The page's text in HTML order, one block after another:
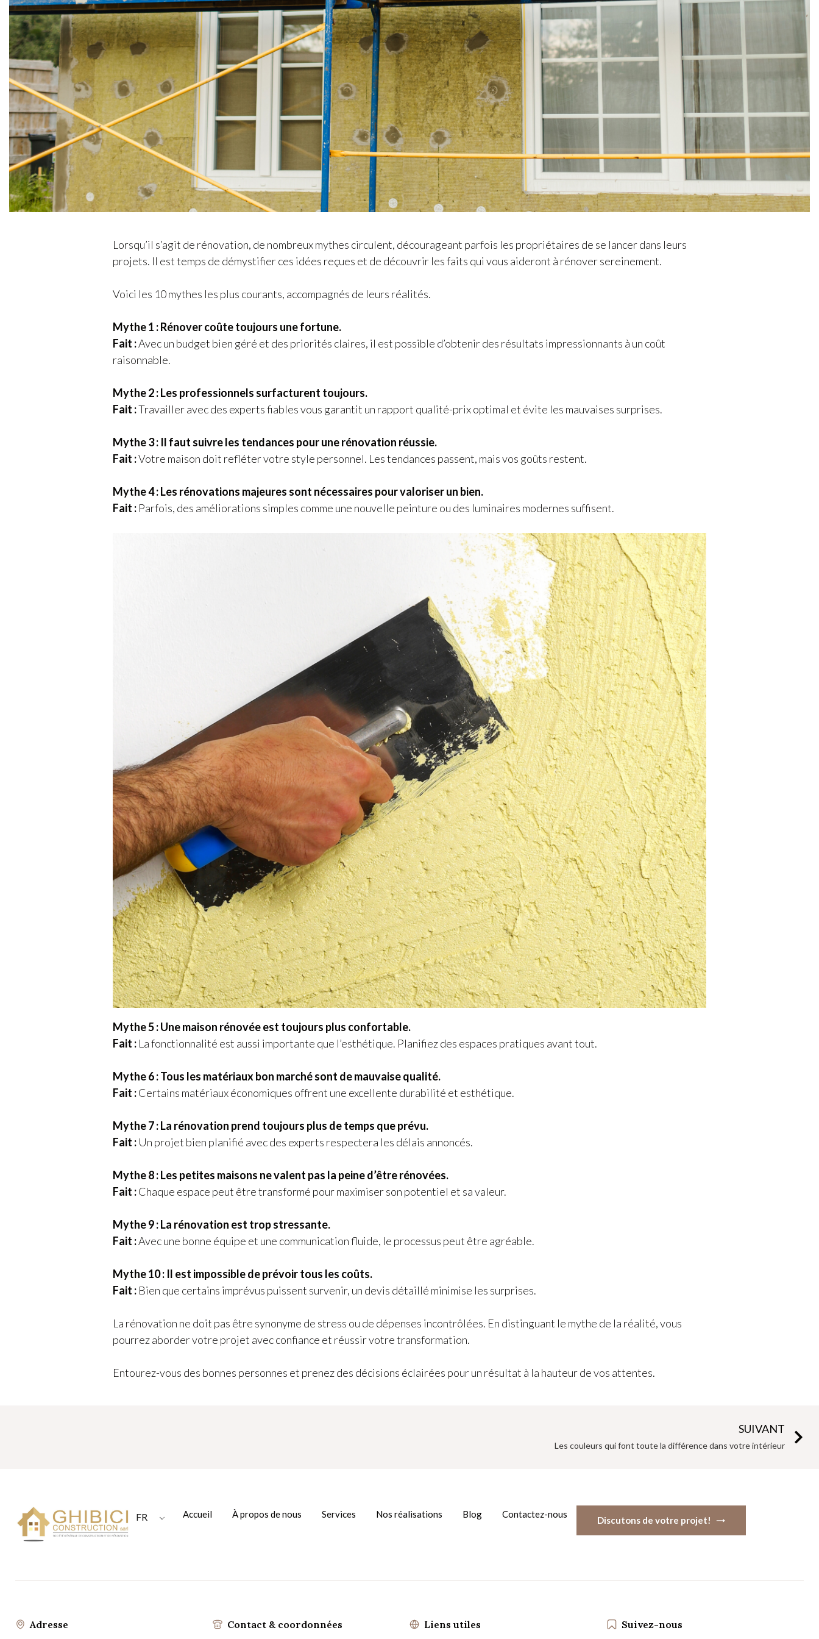
Lorsqu’il s’agit de rénovation, de nombreux mythes circulent, décourageant parfois les propriétaires de se lancer dans leurs
projets. Il est temps de démystifier ces idées reçues et de découvrir les faits qui vous aideront à rénover sereinement.
Voici les 10 mythes les plus courants, accompagnés de leurs réalités.
Mythe 1 : Rénover coûte toujours une fortune.
Fait :Avec un budget bien géré et des priorités claires, il est possible d’obtenir des résultats impressionnants à un coût
raisonnable.
Mythe 2 : Les professionnels surfacturent toujours.
Fait :Travailler avec des experts fiables vous garantit un rapport qualité-prix optimal et évite les mauvaises surprises.
Mythe 3 : Il faut suivre les tendances pour une rénovation réussie.
Fait :Votre maison doit refléter votre style personnel. Les tendances passent, mais vos goûts restent.
Mythe 4 : Les rénovations majeures sont nécessaires pour valoriser un bien.
Fait : Parfois, des améliorations simples comme une nouvelle peinture ou des luminaires modernes suffisent.
Mythe 5 : Une maison rénovée est toujours plus confortable.
Fait : La fonctionnalité est aussi importante que l’esthétique. Planifiez des espaces pratiques avant tout.
Mythe 6 : Tous les matériaux bon marché sont de mauvaise qualité.
Fait :Certains matériaux économiques offrent une excellente durabilité et esthétique.
Mythe 7 : La rénovation prend toujours plus de temps que prévu.
Fait : Un projet bien planifié avec des experts respectera les délais annoncés.
Mythe 8 : Les petites maisons ne valent pas la peine d’être rénovées.
Fait :Chaque espace peut être transformé pour maximiser son potentiel et sa valeur.
Mythe 9 : La rénovation est trop stressante.
Fait :Avec une bonne équipe et une communication fluide, le processus peut être agréable.
Mythe 10 : Il est impossible de prévoir tous les coûts.
Fait : Bien que certains imprévus puissent survenir, un devis détaillé minimise les surprises.
La rénovation ne doit pas être synonyme de stress ou de dépenses incontrôlées. En distinguant le mythe de la réalité, vous
pourrez aborder votre projet avec confiance et réussir votre transformation.
Entourez-vous des bonnes personnes et prenez des décisions éclairées pour un résultat à la hauteur de vos attentes.
SUIVANT
Les couleurs qui font toute la différence dans votre intérieur
FR Accueil À propos de nous Services Nos réalisations Blog Contactez-nous
Discutons de votre projet!
Adresse Contact & coordonnées Liens utiles Suivez-nous